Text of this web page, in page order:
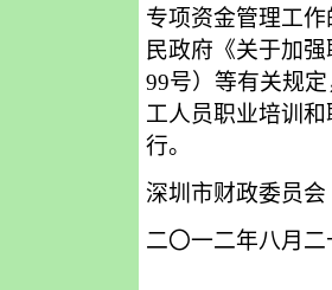
专项资金管理工
民政府《关于加
99号）等有关规
工人员职业培训
行。
深圳市财政委员
二〇一二年八月二